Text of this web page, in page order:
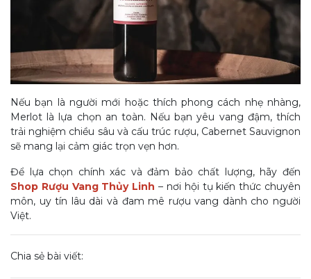
Nếu bạn là người mới hoặc thích phong cách nhẹ nhàng,
Merlot là lựa chọn an toàn. Nếu bạn yêu vang đậm, thích
trải nghiệm chiều sâu và cấu trúc rượu, Cabernet Sauvignon
sẽ mang lại cảm giác trọn vẹn hơn.
Để lựa chọn chính xác và đảm bảo chất lượng, hãy đến
Shop Rượu Vang Thủy Linh – nơi hội tụ kiến thức chuyên
môn, uy tín lâu dài và đam mê rượu vang dành cho người
Việt.
Chia sẻ bài viết: